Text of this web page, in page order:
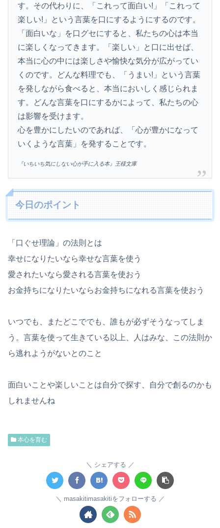
す。その代わりに、「これって面白い!」「これって
楽しい!」という言葉を口にするようにするのです。
「面白いな」を口グセにすると、私たちの心は本当
に楽しくなってきます。「楽しい」と口に出せば、
本当に心の中には楽しさや愉快な気分が広がってい
くのです。どんな料理でも、「うまい!」という言葉
を発しながら食べると、本当においしく感じられま
す。どんな言葉を口にするかによって、私たちの心
は影響を受けます。
心を豊かにしたいのであれば、「心が豊かになって
いくような言葉」を発することです。
『いちいち気にしない心が手に入る本』王様文庫
今日のポイント
「口ぐせ理論」の法則とは
幸せになりたいなら幸せな言葉を使う
愛されたいなら愛される言葉を使おう
お金持ちになりたいならお金持ちになれる言葉を使おう
いつでも、またどこででも、誰もが必ずそうなってしま
う。言葉を使って生きている以上、人はみな、この法則か
ら逃れようがないとのこと
面白いことや楽しいことは自分で探す、自分で創るのかも
しれませんね
本心を育む
シェアする
masakitimasakitiをフォローする